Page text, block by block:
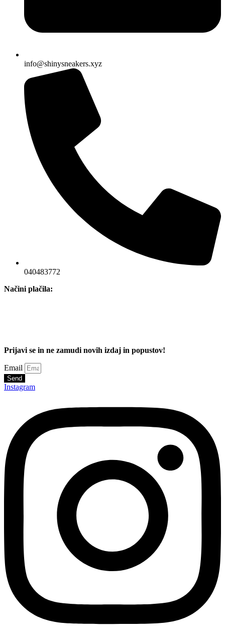
info@shinysneakers.xyz
040483772
Načini plačila:
Prijavi se in ne zamudi novih izdaj in popustov!
Email
Send
Instagram